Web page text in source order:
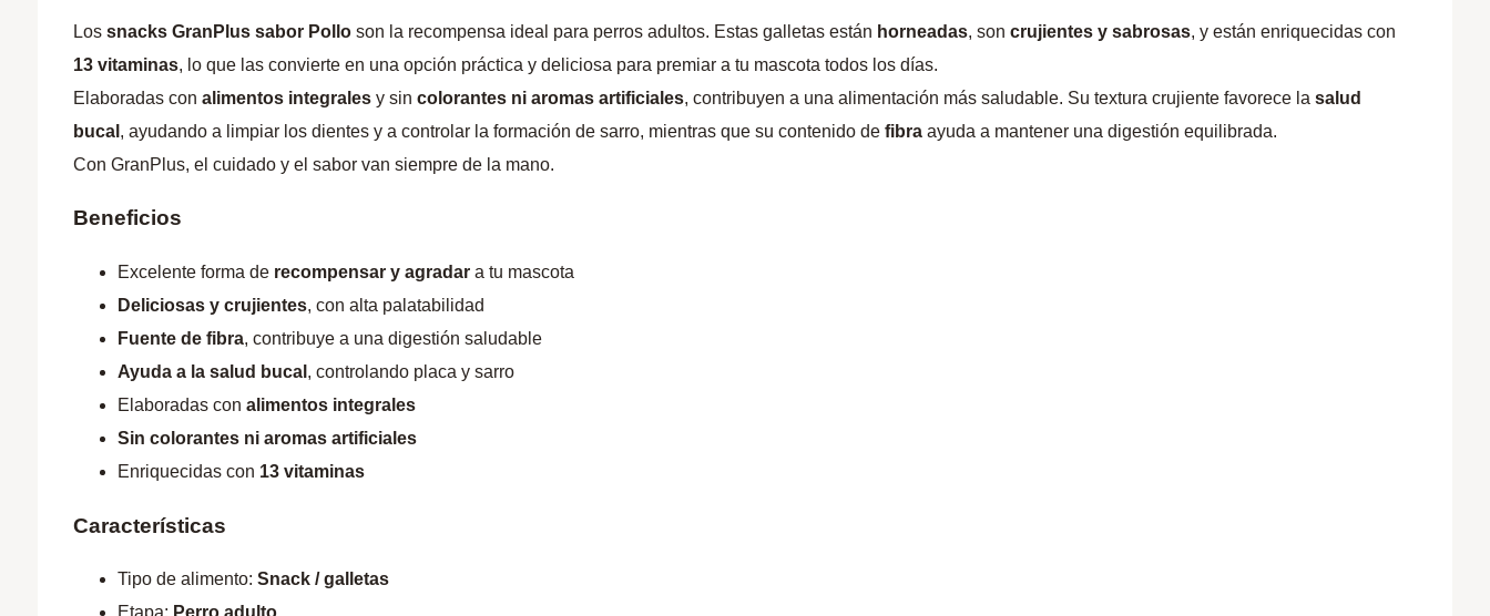
Lossnacks GranPlus sabor Pollo son la recompensa ideal para perros adultos. Estas galletas están horneadas, soncrujientes y sabrosas, y están enriquecidas con
13 vitaminas, lo que las convierte en una opción práctica y deliciosa para premiar a tu mascota todos los días.
Elaboradas conalimentos integrales y sincolorantes ni aromas artificiales, contribuyen a una alimentación más saludable. Su textura crujiente favorece lasalud
bucal , ayudando a limpiar los dientes y a controlar la formación de sarro, mientras que su contenido defibra ayuda a mantener una digestión equilibrada.
Con GranPlus, el cuidado y el sabor van siempre de la mano.
Beneficios
Excelente forma de recompensar y agradar a tu mascota
Deliciosas y crujientes, con alta palatabilidad
Fuente de fibra, contribuye a una digestión saludable
Ayuda a la salud bucal , controlando placa y sarro
Elaboradas conalimentos integrales
Sin colorantes ni aromas artificiales
Enriquecidas con 13 vitaminas
Características
Tipo de alimento:Snack / galletas